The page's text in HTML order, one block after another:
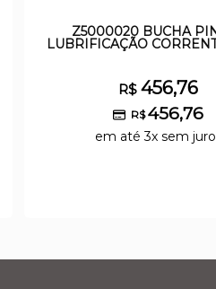
Z5000020 BUCHA
LUBRIFICAÇÃO
R$456,76
R$456,76
em até 3x sem